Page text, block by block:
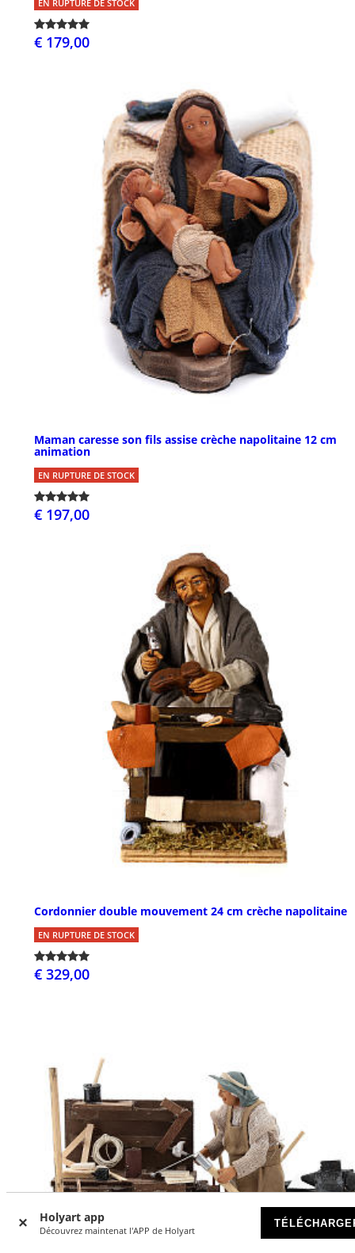
Holyart app
Découvrez maintenat l'APP de Holyart
EN RUPTURE DE STOCK
€ 179,00
Maman caresse son fils assise crèche napolitaine 12 cm
animation
EN RUPTURE DE STOCK
€ 197,00
Cordonnier double mouvement 24 cm crèche napolitaine
EN RUPTURE DE STOCK
€ 329,00